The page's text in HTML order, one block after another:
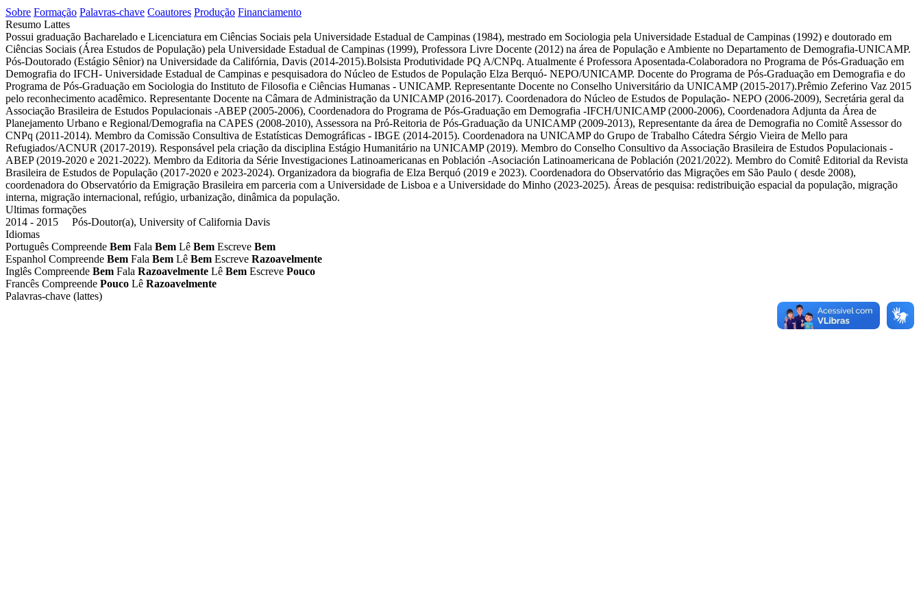
Sobre Formação Palavras-chave Coautores Produção Financiamento
Resumo Lattes
Possui graduação Bacharelado e Licenciatura em Ciências Sociais pela Universidade Estadual de Campinas (1984), mestrado em Sociologia pela Universidade Estadual de Campinas (1992) e doutorado em
Ciências Sociais (Área Estudos de População) pela Universidade Estadual de Campinas (1999), Professora Livre Docente (2012) na área de População e Ambiente no Departamento de Demografia-UNICAMP.
Pós-Doutorado (Estágio Sênior) na Universidade da Califórnia, Davis (2014-2015).Bolsista Produtividade PQ A/CNPq. Atualmente é Professora Aposentada-Colaboradora no Programa de Pós-Graduação em
Demografia do IFCH- Universidade Estadual de Campinas e pesquisadora do Núcleo de Estudos de População Elza Berquó- NEPO/UNICAMP. Docente do Programa de Pós-Graduação em Demografia e do
Programa de Pós-Graduação em Sociologia do Instituto de Filosofia e Ciências Humanas - UNICAMP. Representante Docente no Conselho Universitário da UNICAMP (2015-2017).Prêmio Zeferino Vaz 2015
pelo reconhecimento acadêmico. Representante Docente na Câmara de Administração da UNICAMP (2016-2017). Coordenadora do Núcleo de Estudos de População- NEPO (2006-2009), Secretária geral da
Associação Brasileira de Estudos Populacionais -ABEP (2005-2006), Coordenadora do Programa de Pós-Graduação em Demografia -IFCH/UNICAMP (2000-2006), Coordenadora Adjunta da Área de
Planejamento Urbano e Regional/Demografia na CAPES (2008-2010), Assessora na Pró-Reitoria de Pós-Graduação da UNICAMP (2009-2013), Representante da área de Demografia no Comitê Assessor do
CNPq (2011-2014). Membro da Comissão Consultiva de Estatísticas Demográficas - IBGE (2014-2015). Coordenadora na UNICAMP do Grupo de Trabalho Cátedra Sérgio Vieira de Mello para
Refugiados/ACNUR (2017-2019). Responsável pela criação da disciplina Estágio Humanitário na UNICAMP (2019). Membro do Conselho Consultivo da Associação Brasileira de Estudos Populacionais -
ABEP (2019-2020 e 2021-2022). Membro da Editoria da Série Investigaciones Latinoamericanas en Población -Asociación Latinoamericana de Población (2021/2022). Membro do Comitê Editorial da Revista
Brasileira de Estudos de População (2017-2020 e 2023-2024). Organizadora da biografia de Elza Berquó (2019 e 2023). Coordenadora do Observatório das Migrações em São Paulo ( desde 2008),
coordenadora do Observatório da Emigração Brasileira em parceria com a Universidade de Lisboa e a Universidade do Minho (2023-2025). Áreas de pesquisa: redistribuição espacial da população, migração
interna, migração internacional, refúgio, urbanização, dinâmica da população.
Ultimas formações
2014 - 2015 Pós-Doutor(a), University of California Davis
Idiomas
Português Compreende Bem Fala Bem Lê Bem Escreve Bem
Espanhol Compreende Bem Fala Bem Lê Bem Escreve Razoavelmente
Inglês Compreende Bem Fala Razoavelmente Lê Bem Escreve Pouco
Francês Compreende Pouco Lê Razoavelmente
Palavras-chave (lattes)